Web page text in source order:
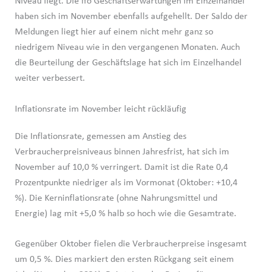
haben sich im November ebenfalls aufgehellt. Der Saldo der
Meldungen liegt hier auf einem nicht mehr ganz so
niedrigem Niveau wie in den vergangenen Monaten. Auch
die Beurteilung der Geschäftslage hat sich im Einzelhandel
weiter verbessert.
Inflationsrate im November leicht rückläufig
Die Inflationsrate, gemessen am Anstieg des
Verbraucherpreisniveaus binnen Jahresfrist, hat sich im
November auf 10,0 % verringert. Damit ist die Rate 0,4
Prozentpunkte niedriger als im Vormonat (Oktober: +10,4
%). Die Kerninflationsrate (ohne Nahrungsmittel und
Energie) lag mit +5,0 % halb so hoch wie die Gesamtrate.
Gegenüber Oktober fielen die Verbraucherpreise insgesamt
um 0,5 %. Dies markiert den ersten Rückgang seit einem